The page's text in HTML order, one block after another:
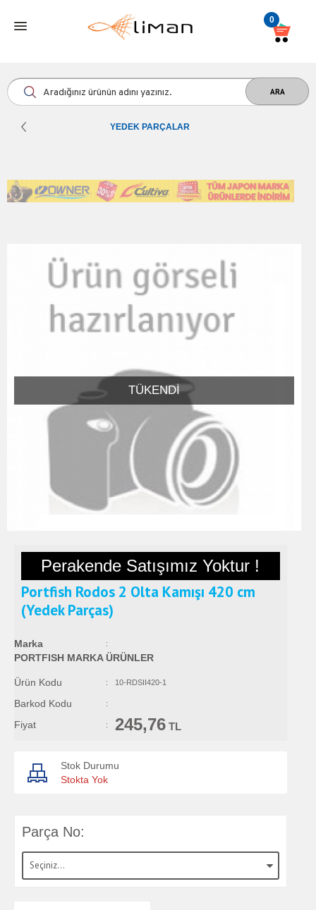
0
YEDEK PARÇALAR
TÜKENDI
Perakende Satışımız Yoktur !
Portfish Rodos 2 Olta Kamışı 420 cm
(Yedek Parças)
Marka :
PORTFISH MARKA ÜRÜNLER
Ürün Kodu : 10-RDSII420-1
Barkod Kodu :
Fiyat : 245,76 TL
Stok Durumu
Stokta Yok
Parça No: